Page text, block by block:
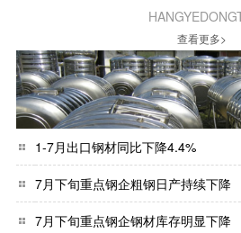
查看更多>
1-7月出口钢材同比下降4.4%
7月下旬重点钢企粗钢日产持续下降
7月下旬重点钢企钢材库存明显下降